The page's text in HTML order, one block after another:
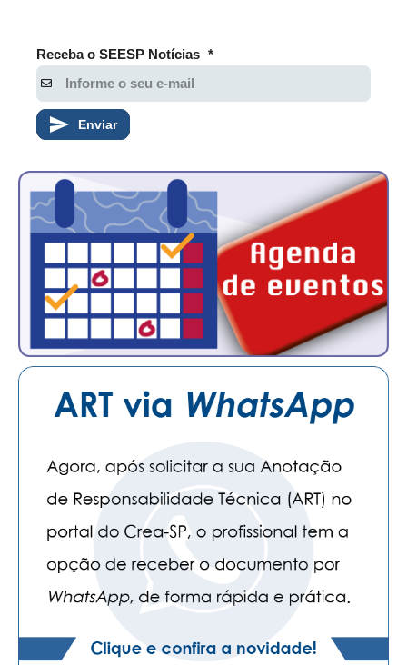
Receba o SEESP Notícias *
Enviar